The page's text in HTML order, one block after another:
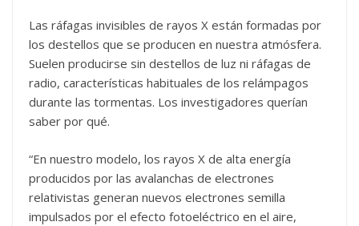
Las ráfagas invisibles de rayos X están formadas por
los destellos que se producen en nuestra atmósfera.
Suelen producirse sin destellos de luz ni ráfagas de
radio, características habituales de los relámpagos
durante las tormentas. Los investigadores querían
saber por qué.
“En nuestro modelo, los rayos X de alta energía
producidos por las avalanchas de electrones
relativistas generan nuevos electrones semilla
impulsados por el efecto fotoeléctrico en el aire,